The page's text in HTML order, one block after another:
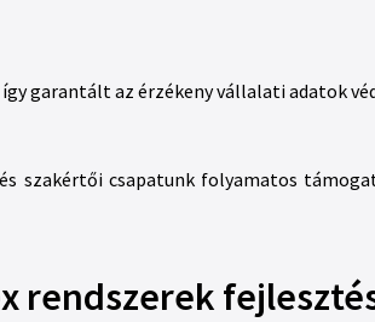
garantált az érzékeny vállalati adatok
szakértői csapatunk folyamatos
rendszerek